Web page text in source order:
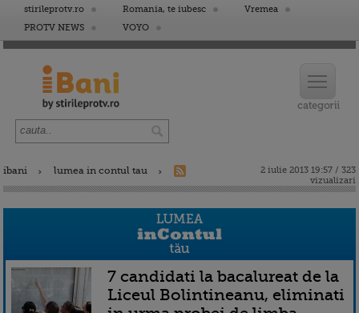
stirileprotv.ro Romania, te iubesc
Vremea
PROTV NEWS
VOYO
ibani lumea in contul tau
2 iulie 2013 19:57 / 323
vizualizari
7 candidati la bacalureat de la
Liceul Bolintineanu, eliminati